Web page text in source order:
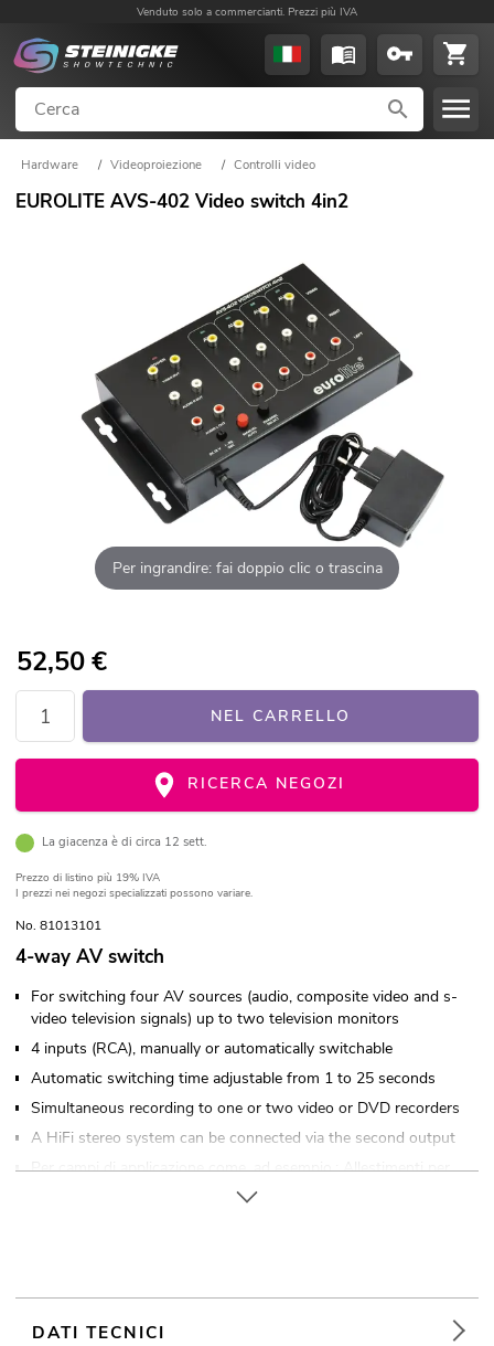
Venduto solo a commercianti. Prezzi più IVA
Hardware / Videoproiezione / Controlli video
EUROLITE AVS-402 Video switch 4in2
Per ingrandire: fai doppio clic o trascina
52,50€
NEL CARRELLO
RICERCA NEGOZI
La giacenza è di circa 12 sett.
Prezzo di listino più 19% IVA
I prezzi nei negozi specializzati possono variare.
No. 81013101
4-way AV switch
For switching four AV sources (audio, composite video and s-
video television signals) up to two television monitors
4 inputs (RCA), manually or automatically switchable
Automatic switching time adjustable from 1 to 25 seconds
Simultaneous recording to one or two video or DVD recorders
A HiFi stereo system can be connected via the second output
Per campi di applicazione come, ad esempio,: Allestimenti per
fiere e negozi; club/scuole di danza; Ristoranti, bar e hotel
DATI TECNICI